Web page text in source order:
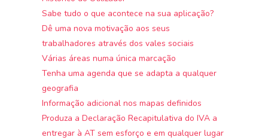
Sabe tudo o que acontece na sua aplicação?
Dê uma nova motivação aos seus
trabalhadores através dos vales sociais
Várias áreas numa única marcação
Tenha uma agenda que se adapta a qualquer
geografia
Informação adicional nos mapas definidos
Produza a Declaração Recapitulativa do IVA a
entregar à AT sem esforço e em qualquer lugar